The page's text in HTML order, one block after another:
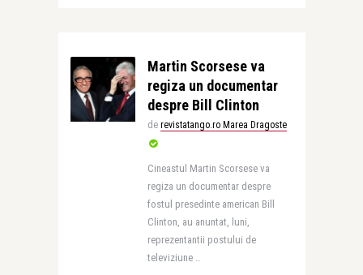
Martin Scorsese va
regiza un documentar
despre Bill Clinton
de revistatango.ro Marea Dragoste
Cineastul Martin Scorsese va
regiza un documentar despre
fostul presedinte american Bill
Clinton, au anuntat, luni,
reprezentantii postului de
televiziune ..